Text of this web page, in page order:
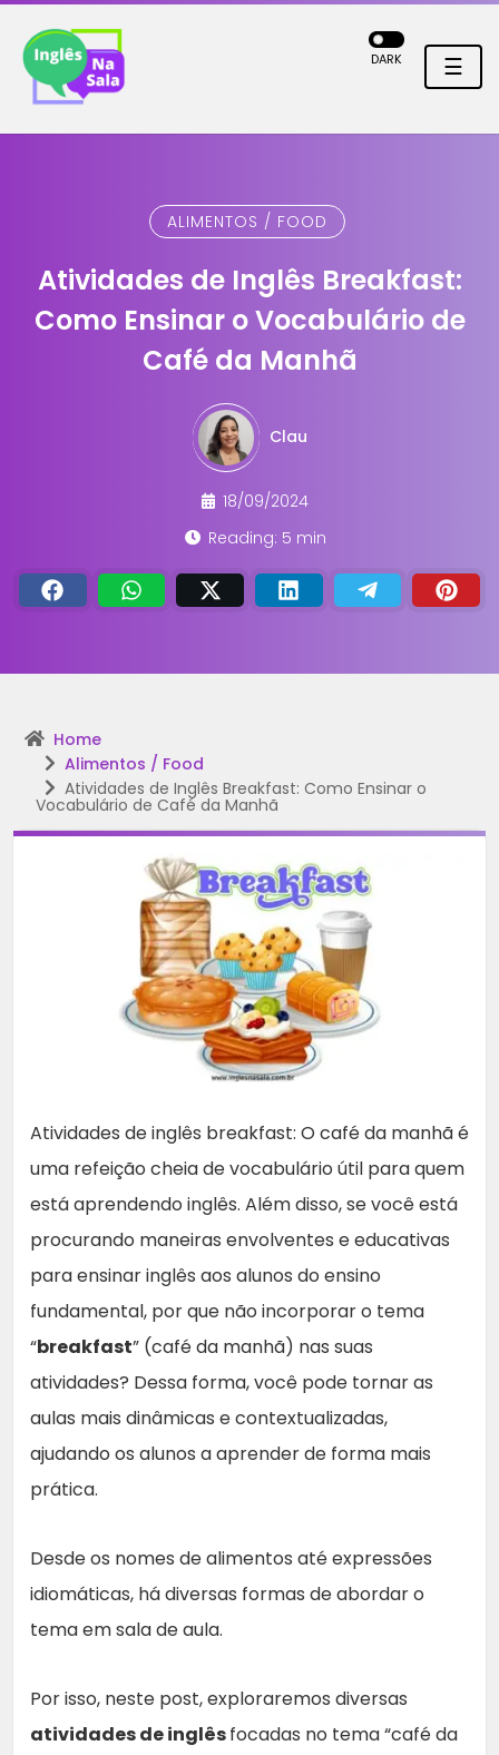
☰
DARK
ALIMENTOS / FOOD
Atividades de Inglês Breakfast:
Como Ensinar o Vocabulário de
Café da Manhã
Clau
18/09/2024
Reading: 5 min
Home
Alimentos / Food
Atividades de Inglês Breakfast: Como Ensinar o
Vocabulário de Café da Manhã
Atividades de inglês breakfast: O café da manhã é
uma refeição cheia de vocabulário útil para quem
está aprendendo inglês. Além disso, se você está
procurando maneiras envolventes e educativas
para ensinar inglês aos alunos do ensino
fundamental, por que não incorporar o tema
“breakfast” (café da manhã) nas suas
atividades? Dessa forma, você pode tornar as
aulas mais dinâmicas e contextualizadas,
ajudando os alunos a aprender de forma mais
prática.
Desde os nomes de alimentos até expressões
idiomáticas, há diversas formas de abordar o
tema em sala de aula.
Por isso, neste post, exploraremos diversas
atividades de inglêsfocadas no tema “café da